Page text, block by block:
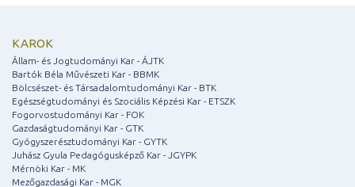
KAROK
Állam- és Jogtudományi Kar - ÁJTK
Bartók Béla Művészeti Kar - BBMK
Bölcsészet- és Társadalomtudományi Kar - BTK
Egészségtudományi és Szociális Képzési Kar - ETSZK
Fogorvostudományi Kar - FOK
Gazdaságtudományi Kar - GTK
Gyógyszerésztudományi Kar - GYTK
Juhász Gyula Pedagógusképző Kar - JGYPK
Mérnöki Kar - MK
Mezőgazdasági Kar - MGK